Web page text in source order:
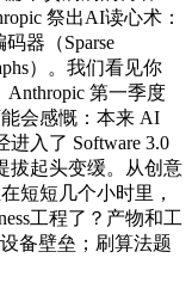
祭出AI读心术：
器（Sparse
）。我们看见你
Anthropic 第一季度
会感慨：本来 AI
入了 Software 3.0
拔起头变缓。从创意
短短几个小时里，
工程了？产物和工
备壁垒；刷算法题